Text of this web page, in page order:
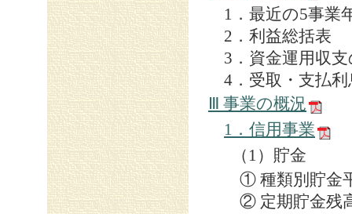
1．最近の5事業
2．利益総括表
3．資金運用収
4．受取・支払
Ⅲ 事業の概況
1．信用事業
（1）貯金
① 種類別貯金
② 定期貯金残